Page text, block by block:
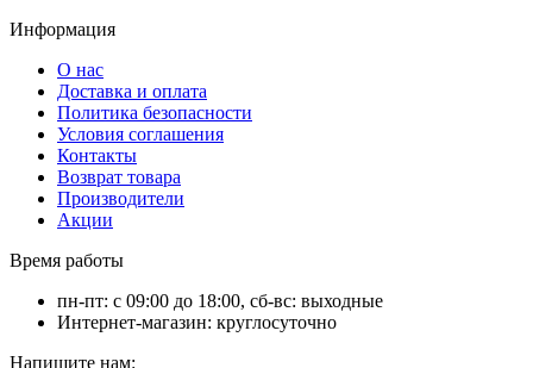
Информация
О нас
Доставка и оплата
Политика безопасности
Условия соглашения
Контакты
Возврат товара
Производители
Акции
Время работы
пн-пт: с 09:00 до 18:00, сб-вс: выходные
Интернет-магазин: круглосуточно
Напишите нам: